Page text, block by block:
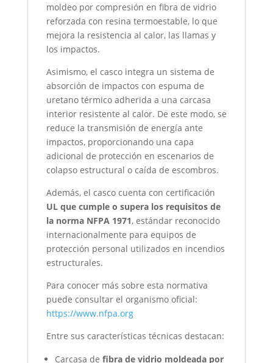
moldeo por compresión en fibra de vidrio
reforzada con resina termoestable, lo que
mejora la resistencia al calor, las llamas y
los impactos.
Asimismo, el casco integra un sistema de
absorción de impactos con espuma de
uretano térmico adherida a una carcasa
interior resistente al calor. De este modo, se
reduce la transmisión de energía ante
impactos, proporcionando una capa
adicional de protección en escenarios de
colapso estructural o caída de escombros.
Además, el casco cuenta con certificación
UL que cumple o supera los requisitos de
la norma NFPA 1971, estándar reconocido
internacionalmente para equipos de
protección personal utilizados en incendios
estructurales.
Para conocer más sobre esta normativa
puede consultar el organismo oficial:
https://www.nfpa.org
Entre sus características técnicas destacan:
Carcasa de fibra de vidrio moldeada por